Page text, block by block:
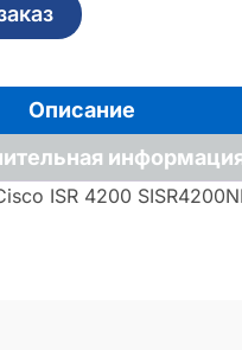
Описание
ISR 4200